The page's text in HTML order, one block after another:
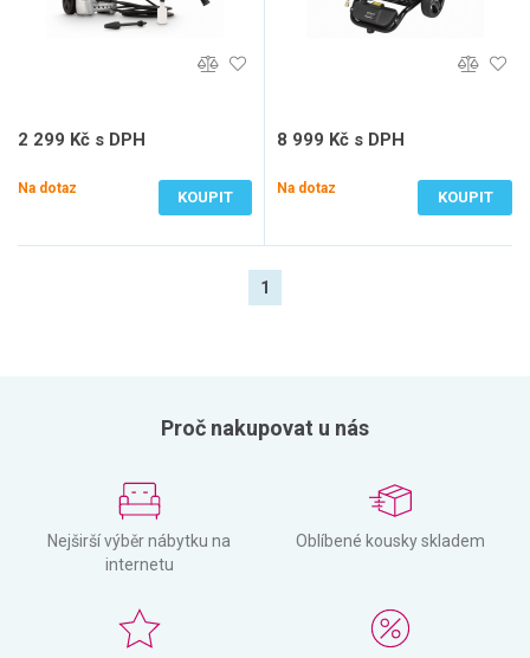
2 299 Kč s DPH
Na dotaz
KOUPIT
8 999 Kč s DPH
Na dotaz
KOUPIT
1
Proč nakupovat u nás
Nejširší výběr nábytku na
internetu
Oblíbené kousky skladem